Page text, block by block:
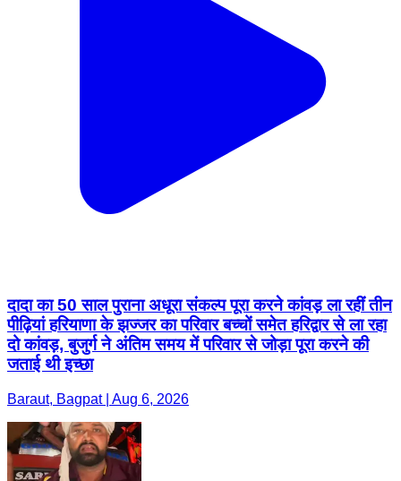
दादा का 50 साल पुराना अधूरा संकल्प पूरा करने कांवड़ ला रहीं तीन
पीढ़ियां हरियाणा के झज्जर का परिवार बच्चों समेत हरिद्वार से ला रहा
दो कांवड़, बुजुर्ग ने अंतिम समय में परिवार से जोड़ा पूरा करने की
जताई थी इच्छा
Baraut, Bagpat | Aug 6, 2026